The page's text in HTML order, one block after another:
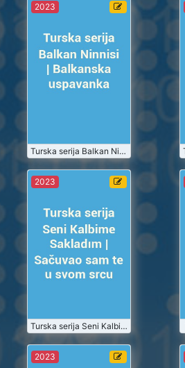
2023
Turska serija Balkan Ninnisi | Balkanska uspavanka
Turska serija
Ninnisi |
Balkanska
uspavanka
2023-07
2023-07-01
2023
Turska serija Seni Kalbime Sakladım | Sačuvao sam te u svom srcu
Turska serija
Sakladım |
Sačuvao sam
te u svom
srcu
2023-07
2023-07-01
2023
Turska serija